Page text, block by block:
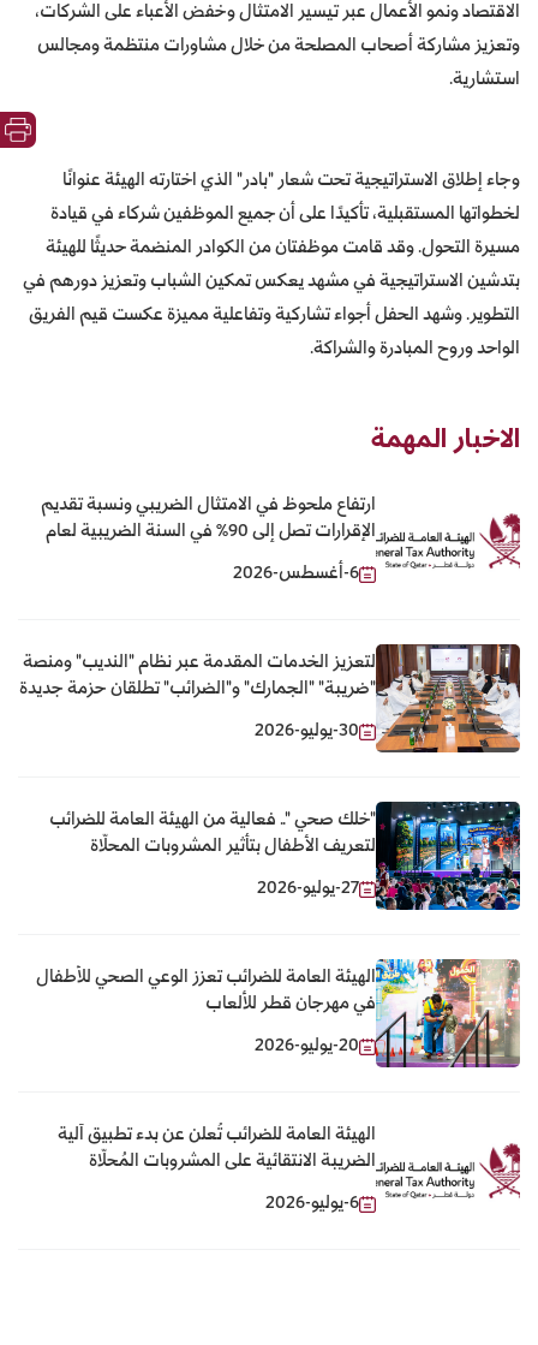
الاقتصاد ونمو الأعمال عبر تيسير الامتثال وخفض الأعباء على الشركات،
وتعزيز مشاركة أصحاب المصلحة من خلال مشاورات منتظمة ومجالس
استشارية.
وجاء إطلاق الاستراتيجية تحت شعار"بادر" الذي اختارته الهيئة عنوانًا
لخطواتها المستقبلية، تأكيدًا على أن جميع الموظفين شركاء في قيادة
مسيرة التحول. وقد قامت موظفتان من الكوادر المنضمة حديثًا للهيئة
بتدشين الاستراتيجية في مشهد يعكس تمكين الشباب وتعزيز دورهم في
التطوير. وشهد الحفل أجواء تشاركية وتفاعلية مميزة عكست قيم الفريق
الواحد وروح المبادرة والشراكة.
الاخبار المهمة
ارتفاع ملحوظ في الامتثال الضريبي ونسبة تقديم
الإقرارات تصل إلى 90% في السنة الضريبية لعام
2025
6-أغسطس-2026
لتعزيز الخدمات المقدمة عبر نظام "النديب" ومنصة
"ضريبة" "الجمارك" و"الضرائب" تطلقان حزمة جديدة
من الخدمات الرقمية المشتركة
30-يوليو-2026
"خلك صحي ".. فعالية من الهيئة العامة للضرائب
لتعريف الأطفال بتأثير المشروبات المحلّاة
27-يوليو-2026
الهيئة العامة للضرائب تعزز الوعي الصحي للأطفال
في مهرجان قطر للألعاب
20-يوليو-2026
الهيئة العامة للضرائب تُعلن عن بدء تطبيق آلية
الضريبة الانتقائية على المشروبات المُحلّاة
6-يوليو-2026